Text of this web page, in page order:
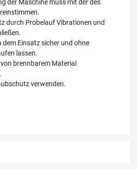
der Maschine muss mit der des
durch Probelauf Vibrationen und
dem Einsatz sicher und ohne
lassen.
brennbarem Material
verwenden.